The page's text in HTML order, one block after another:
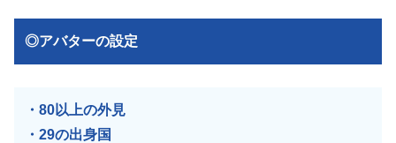
◎アバターの設定
・80以上の外見
・29の出身国